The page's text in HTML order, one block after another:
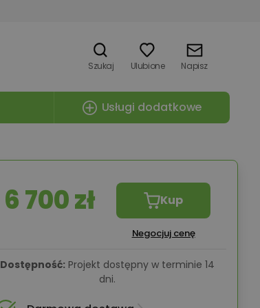
Szukaj Ulubione Napisz
Usługi dodatkowe
6 700 zł Kup
Negocjuj cenę
Dostępność: Projekt dostępny w terminie 14
dni.